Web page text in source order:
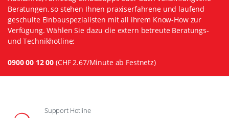
Beratungen, so stehen Ihnen praxiserfahrene und laufend
geschulte Einbauspezialisten mit all ihrem Know-How zur
Verfügung. Wählen Sie dazu die extern betreute Beratungs-
und Technikhotline:
0900 00 12 00 (CHF 2.67/Minute ab Festnetz)
Support Hotline